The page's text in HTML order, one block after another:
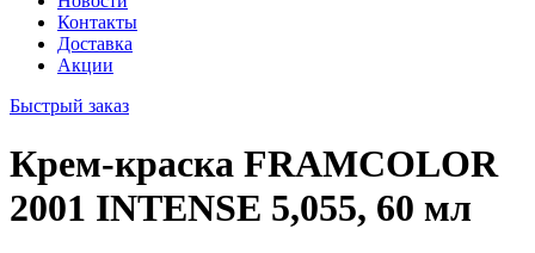
Контакты
Доставка
Акции
Быстрый заказ
Крем-краска FRAMCOLOR
2001 INTENSE 5,055, 60 мл